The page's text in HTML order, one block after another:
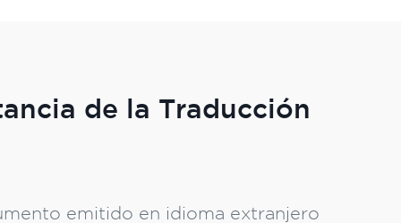
de la Traducción
emitido en idioma extranjero